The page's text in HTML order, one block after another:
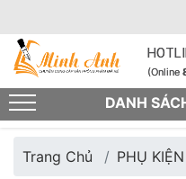
DANH
(Online
Trang Chủ PHỤ